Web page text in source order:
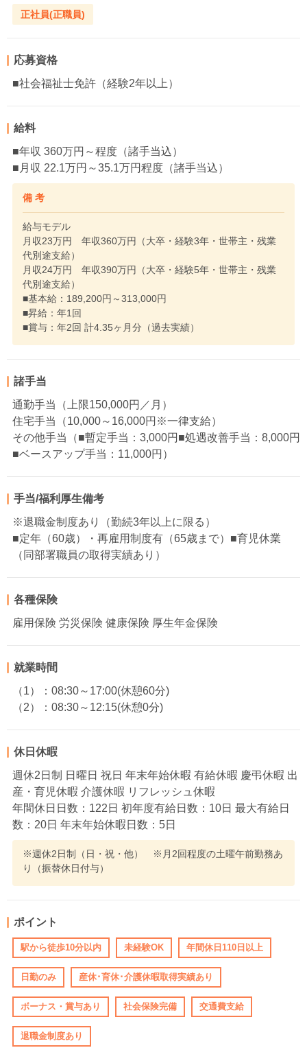
正社員(正職員)
応募資格
■社会福祉士免許（経験2年以上）
給料
■年収 360万円～程度（諸手当込）
■月収 22.1万円～35.1万円程度（諸手当込）
備 考
給与モデル
月収23万円 年収360万円（大卒・経験3年・世帯主・残業
代別途支給）
月収24万円 年収390万円（大卒・経験5年・世帯主・残業
代別途支給）
■基本給：189,200円～313,000円
■昇給：年1回
■賞与：年2回 計4.35ヶ月分（過去実績）
諸手当
通勤手当（上限150,000円／月）
住宅手当（10,000～16,000円※一律支給）
その他手当（■暫定手当：3,000円■処遇改善手当：8,000円
■ベースアップ手当：11,000円）
手当/福利厚生備考
※退職金制度あり（勤続3年以上に限る）
■定年（60歳）・再雇用制度有（65歳まで）■育児休業
（同部署職員の取得実績あり）
各種保険
雇用保険 労災保険 健康保険 厚生年金保険
就業時間
（1）：08:30～17:00(休憩60分)
（2）：08:30～12:15(休憩0分)
休日休暇
週休2日制 日曜日 祝日 年末年始休暇 有給休暇 慶弔休暇 出
産・育児休暇 介護休暇 リフレッシュ休暇
年間休日日数：122日 初年度有給日数：10日 最大有給日
数：20日 年末年始休暇日数：5日
※週休2日制（日・祝・他） ※月2回程度の土曜午前勤務あ
り（振替休日付与）
ポイント
駅から徒歩10分以内 未経験OK 年間休日110日以上
日勤のみ 産休･育休･介護休暇取得実績あり
ボーナス・賞与あり 社会保険完備 交通費支給
退職金制度あり